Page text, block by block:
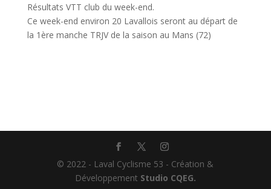
Résultats VTT club du week-end.
Ce week-end environ 20 Lavallois seront au départ de
la 1ère manche TRJV de la saison au Mans (72)
© 2022 - Laval Cyclisme 53 - Création &
Développement Studio CQEG.